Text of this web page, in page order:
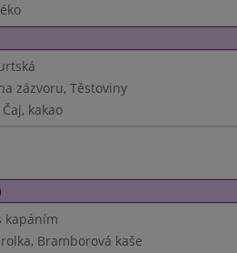
zázvoru, Těstoviny
kakao
kapáním
Bramborová kaše